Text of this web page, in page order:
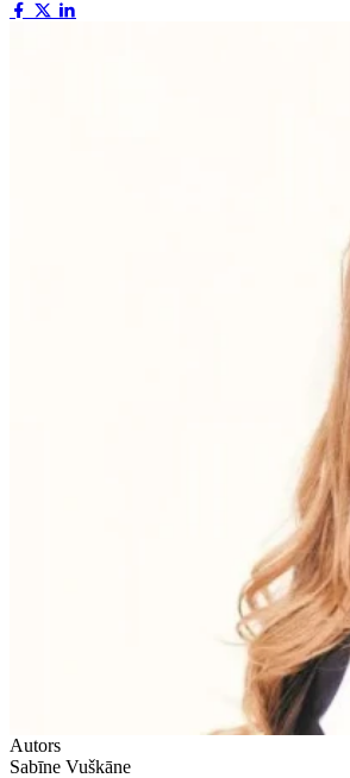
Autors
Sabīne Vuškāne